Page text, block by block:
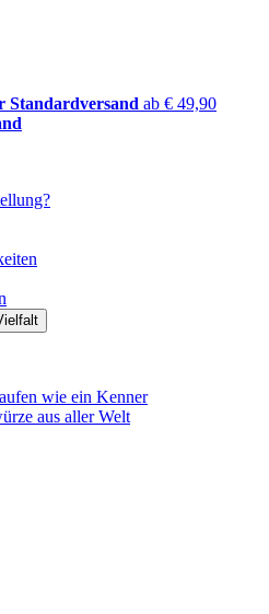
Standardversand ab € 49,90
wie ein Kenner
aus aller Welt